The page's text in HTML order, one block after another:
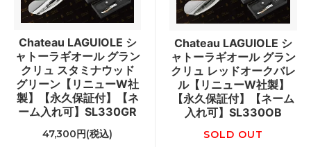
Chateau LAGUIOLE シ
ャトーラギオール グラン
クリュ スタミナウッド
グリーン【リニューW社
製】【永久保証付】【ネ
ーム入れ可】SL330GR
47,300円(税込)
Chateau LAGUIOLE シ
ャトーラギオール グラン
クリュ レッドオークバレ
ル【リニューW社製】
【永久保証付】【ネーム
入れ可】SL330OB
SOLD OUT